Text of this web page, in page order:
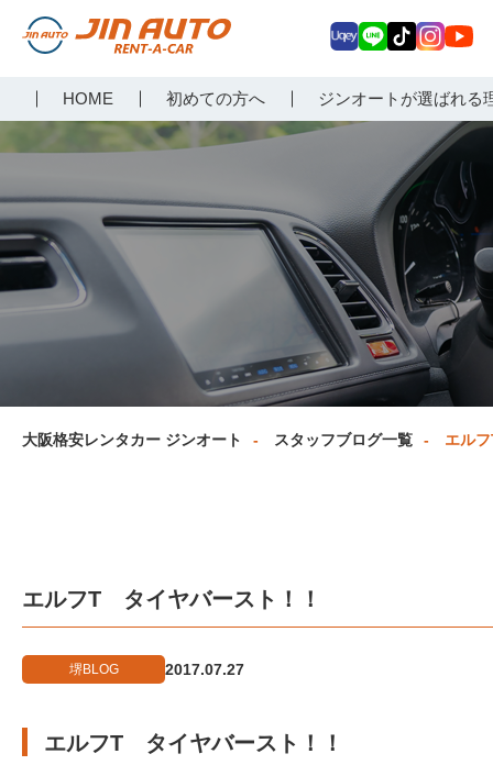
らジンオートレンタカー
HOME 初めての方へ ジンオートが選ばれる
ey E
Tokagr
am
uT
ub
大阪格安レンタカー ジンオート スタッフブログ一覧 エル
エルフT タイヤバースト！！
堺BLOG 2017.07.27
エルフT タイヤバースト！！